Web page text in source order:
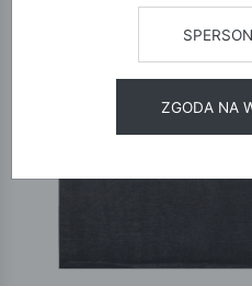
ZGODA NA